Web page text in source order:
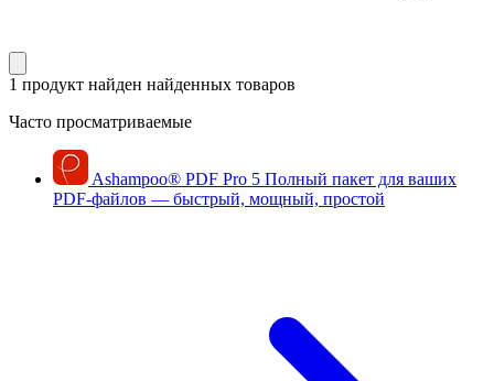
1 продукт найден найденных товаров
Часто просматриваемые
Ashampoo® PDF Pro 5 Полный пакет для ваших
PDF-файлов — быстрый, мощный, простой